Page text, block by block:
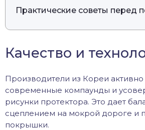
Практические советы перед
Качество и
Производители из Кореи
современные компаунды и
рисунки протектора. Это дает
сцеплением на мокрой дороге и
покрышки.